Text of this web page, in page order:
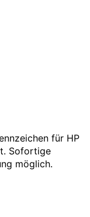
für HP
Sofortige
möglich.